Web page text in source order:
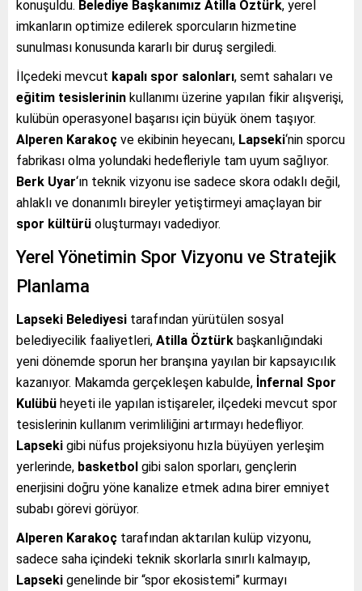
konuşuldu. Belediye Başkanımız Atilla Öztürk, yerel
imkanların optimize edilerek sporcuların hizmetine
sunulması konusunda kararlı bir duruş sergiledi.
İlçedeki mevcut kapalı spor salonları, semt sahaları ve
eğitim tesislerinin kullanımı üzerine yapılan fikir alışverişi,
kulübün operasyonel başarısı için büyük önem taşıyor.
Alperen Karakoç ve ekibinin heyecanı, Lapseki‘nin sporcu
fabrikası olma yolundaki hedefleriyle tam uyum sağlıyor.
Berk Uyar‘ın teknik vizyonu ise sadece skora odaklı değil,
ahlaklı ve donanımlı bireyler yetiştirmeyi amaçlayan bir
spor kültürü oluşturmayı vadediyor.
Yerel Yönetimin Spor Vizyonu ve Stratejik
Planlama
Lapseki Belediyesi tarafından yürütülen sosyal
belediyecilik faaliyetleri, Atilla Öztürk başkanlığındaki
yeni dönemde sporun her branşına yayılan bir kapsayıcılık
kazanıyor. Makamda gerçekleşen kabulde, İnfernal Spor
Kulübü heyeti ile yapılan istişareler, ilçedeki mevcut spor
tesislerinin kullanım verimliliğini artırmayı hedefliyor.
Lapseki gibi nüfus projeksiyonu hızla büyüyen yerleşim
yerlerinde, basketbol gibi salon sporları, gençlerin
enerjisini doğru yöne kanalize etmek adına birer emniyet
subabı görevi görüyor.
Alperen Karakoç tarafından aktarılan kulüp vizyonu,
sadece saha içindeki teknik skorlarla sınırlı kalmayıp,
Lapseki genelinde bir “spor ekosistemi” kurmayı